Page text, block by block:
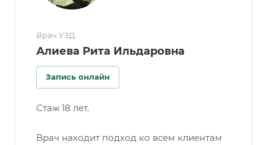
Врач УЗД
Алиева Рита Ильдаровна
Запись онлайн
Стаж 18 лет.
Врач находит подход ко всем клиентам